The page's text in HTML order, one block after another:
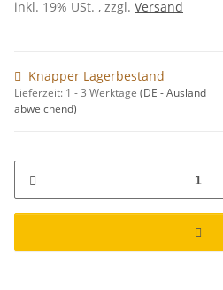
inkl. 19% USt. , zzgl. Versand
Knapper Lagerbestand
Lieferzeit: 1 - 3 Werktage (DE - Ausland
abweichend)